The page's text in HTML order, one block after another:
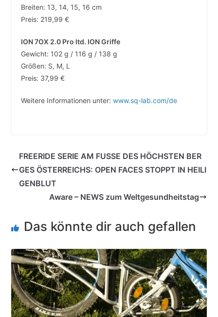
Breiten: 13, 14, 15, 16 cm
Preis: 219,99 €
ION 7OX 2.0 Pro ltd. ION Griffe
Gewicht: 102 g / 116 g / 138 g
Größen: S, M, L
Preis: 37,99 €
Weitere Informationen unter: www.sq-lab.com/de
FREERIDE SERIE AM FUSSE DES HÖCHSTEN BER
GES ÖSTERREICHS: OPEN FACES STOPPT IN HEILI
GENBLUT
Aware – NEWS zum Weltgesundheitstag
Das könnte dir auch gefallen